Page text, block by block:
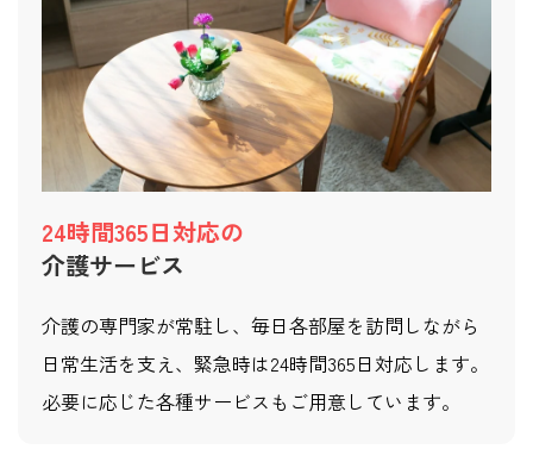
24時間365日対応の
介護サービス
介護の専門家が常駐し、毎日各部屋を訪問しながら
日常生活を支え、緊急時は24時間365日対応します。
必要に応じた各種サービスもご用意しています。